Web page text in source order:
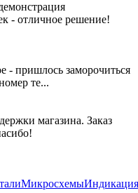
- отличное решение!
- пришлось заморочиться
те...
магазина. Заказ
МикросхемыИндикация